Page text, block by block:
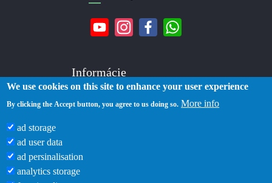
Informácie
O nás
Zásady ochrany osobných údajov
Podmienky používania
We use cookies on this site to enhance your user experience
By clicking the Accept button, you agree to us doing so. More info
ad storage
ad user data
ad persinalisation
analytics storage